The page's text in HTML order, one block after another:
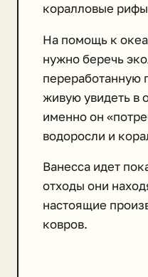
коралловые
На помощь к
нужно беречь
переработанную
живую увидеть в
именно он
водоросли и
Ванесса идет
отходы они
настоящие
ковров.